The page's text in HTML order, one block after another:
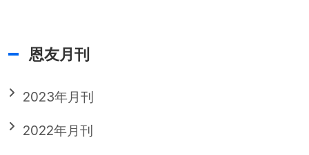
恩友月刊
2023年月刊
2022年月刊